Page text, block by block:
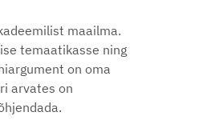
maailma.
temaatikasse ning
on oma
arvates on